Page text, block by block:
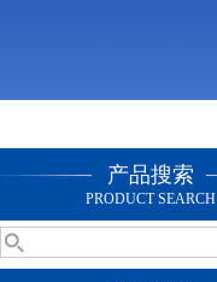
产品搜索
PRODUCT SEARCH